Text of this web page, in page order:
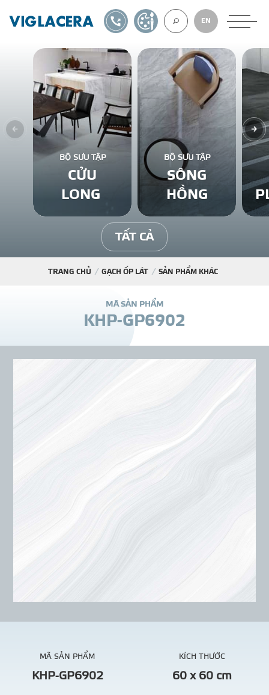
VỀ CHÚNG
GẠCH ỐP LÁT
BÊ TÔNG KHÍ
NGÓI LỢP
KÊNH PHÂN
THƯ
EN
1900561582TỰ THIẾT KẾ
BỘ SƯU TẬP
CỬU
LONG
BỘ SƯU TẬP
SÔNG
HỒNG
TẤT CẢ
TRANG CHỦ GẠCH ỐP LÁT SẢN PHẨM KHÁC
MÃ SẢN PHẨM
KHP-GP6902
MÃ SẢN PHẨM
KHP-GP6902
KÍCH THƯỚC
60 x 60 cm